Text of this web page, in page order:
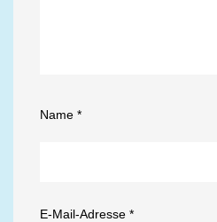
Name *
E-Mail-Adresse *